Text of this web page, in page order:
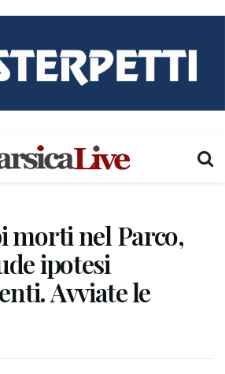
morti nel Parco,
ipotesi
Avviate le